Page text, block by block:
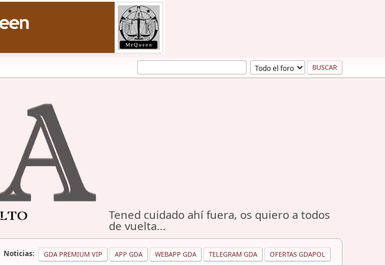
Tened cuidado ahí fuera, os quiero a todos
de vuelta...
Noticias: GDA PREMIUM VIP APP GDA WEBAPP GDA TELEGRAM GDA OFERTAS GDAPOL